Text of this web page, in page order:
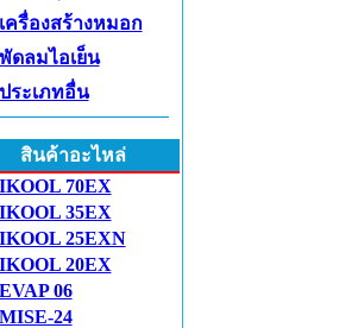
เครื่องสร้างหมอก
พัดลมไอเย็น
ประเภทอื่น
สินค้าอะไหล่
IKOOL 70EX
IKOOL 35EX
IKOOL 25EXN
IKOOL 20EX
EVAP 06
MISE-24